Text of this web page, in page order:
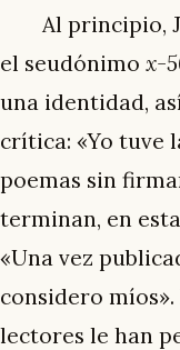
Al principio,
el seudónimo x-
una identidad,
crítica: «Yo tuve
poemas sin
terminan, en
«Una vez
considero
lectores le han